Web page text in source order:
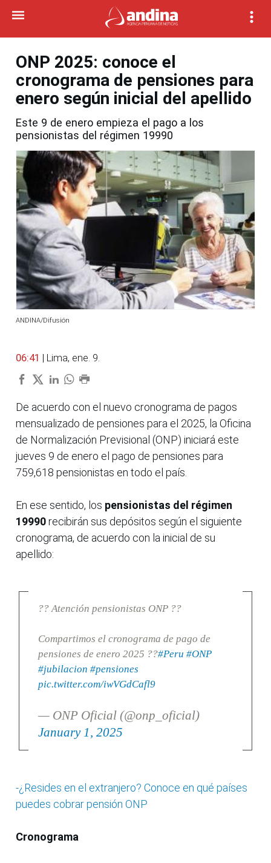
ONP 2025: conoce el
cronograma de pensiones para
enero según inicial del apellido
Este 9 de enero empieza el pago a los
pensionistas del régimen 19990
ANDINA/Difusión
06:41 | Lima, ene. 9.
De acuerdo con el nuevo cronograma de pagos
mensualizado de pensiones para el 2025, la Oficina
de Normalización Previsional (ONP) iniciará este
jueves 9 de enero el pago de pensiones para
759,618 pensionistas en todo el país.
En ese sentido, los pensionistas del régimen
19990recibirán sus depósitos según el siguiente
cronograma, de acuerdo con la inicial de su
apellido:
?? Atención pensionistas ONP ??
Compartimos el cronograma de pago de
pensiones de enero 2025 ??#Peru #ONP
#jubilacion #pensiones
pic.twitter.com/iwVGdCafl9
— ONP Oficial (@onp_oficial)
January 1, 2025
-¿Resides en el extranjero? Conoce en qué países
puedes cobrar pensión ONP
Cronograma